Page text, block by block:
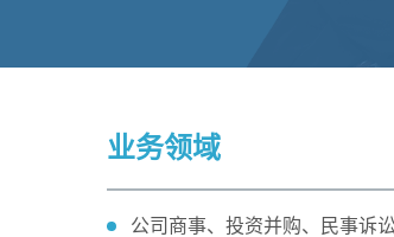
业务领域
公司商事、投资并购、民事诉